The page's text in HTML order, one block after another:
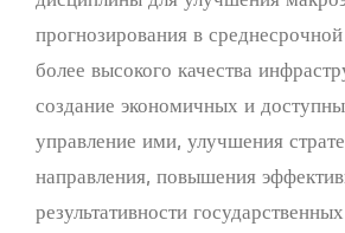
прогнозирования в
более высокого качества
создание экономичных и
управление ими, улучшения
направления, повышения
результативности